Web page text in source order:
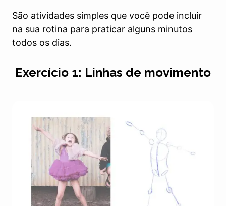
São atividades simples que você pode incluir
na sua rotina para praticar alguns minutos
todos os dias.
Exercício 1: Linhas de movimento